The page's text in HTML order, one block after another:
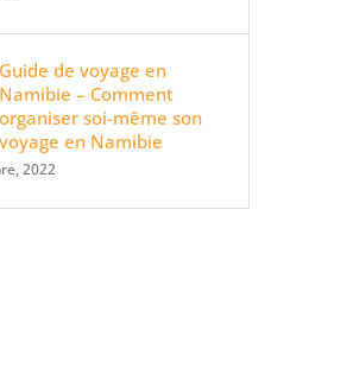
Guide de voyage en
Namibie – Comment
organiser soi-même son
voyage en Namibie
2022